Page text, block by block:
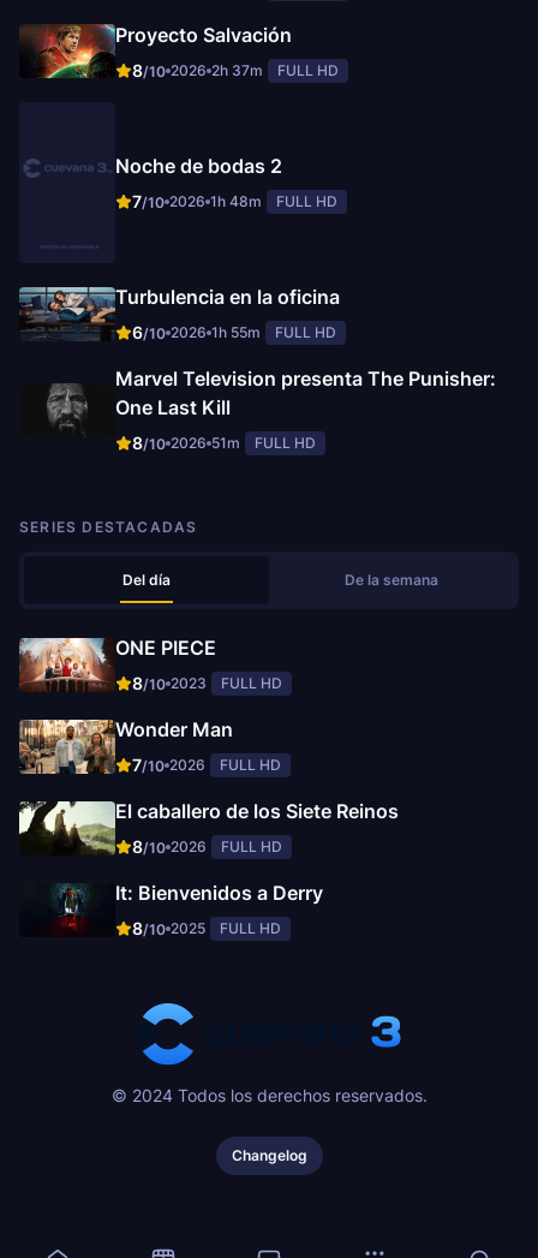
Proyecto Salvación
8/10 2026 2h 37m FULL HD
Noche de bodas 2
7/10 2026 1h 48m FULL HD
Turbulencia en la oficina
6/10 2026 1h 55m FULL HD
Marvel Television presenta The Punisher:
One Last Kill
8/10 2026 51m FULL HD
SERIES DESTACADAS
Del día De la semana
ONE PIECE
8/10 2023 FULL HD
Wonder Man
7/10 2026 FULL HD
El caballero de los Siete Reinos
8/10 2026 FULL HD
It: Bienvenidos a Derry
8/10 2025 FULL HD
© 2024 Todos los derechos reservados.
Changelog